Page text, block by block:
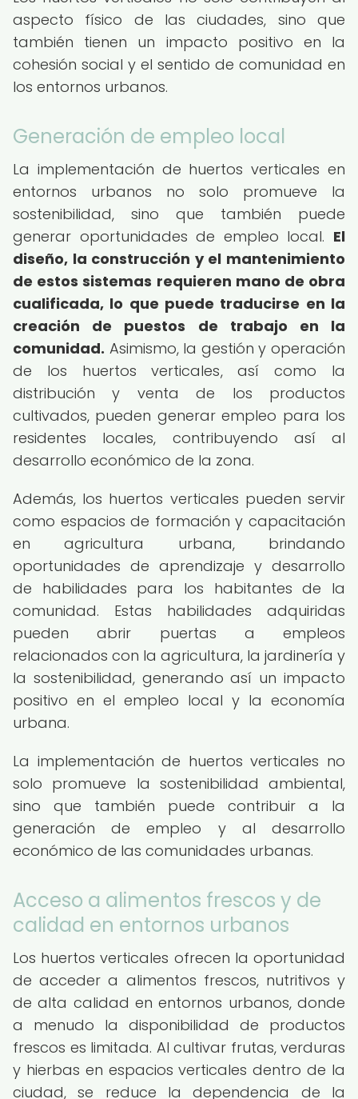
aspecto físico de las ciudades, sino que
también tienen un impacto positivo en la
cohesión social y el sentido de comunidad en
los entornos urbanos.
Generación de empleo local
La implementación de huertos verticales en
entornos urbanos no solo promueve la
sostenibilidad, sino que también puede
generar oportunidades de empleo local. El
diseño, la construcción y el mantenimiento
de estos sistemas requieren mano de obra
cualificada, lo que puede traducirse en la
creación de puestos de trabajo en la
comunidad. Asimismo, la gestión y operación
de los huertos verticales, así como la
distribución y venta de los productos
cultivados, pueden generar empleo para los
residentes locales, contribuyendo así al
desarrollo económico de la zona.
Además, los huertos verticales pueden servir
como espacios de formación y capacitación
en agricultura urbana, brindando
oportunidades de aprendizaje y desarrollo
de habilidades para los habitantes de la
comunidad. Estas habilidades adquiridas
pueden abrir puertas a empleos
relacionados con la agricultura, la jardinería y
la sostenibilidad, generando así un impacto
positivo en el empleo local y la economía
urbana.
La implementación de huertos verticales no
solo promueve la sostenibilidad ambiental,
sino que también puede contribuir a la
generación de empleo y al desarrollo
económico de las comunidades urbanas.
Acceso a alimentos frescos y de
calidad en entornos urbanos
Los huertos verticales ofrecen la oportunidad
de acceder a alimentos frescos, nutritivos y
de alta calidad en entornos urbanos, donde
a menudo la disponibilidad de productos
frescos es limitada. Al cultivar frutas, verduras
y hierbas en espacios verticales dentro de la
ciudad, se reduce la dependencia de la